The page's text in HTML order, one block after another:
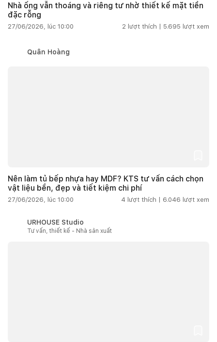
Nhà ống vẫn thoáng và riêng tư nhờ thiết kế mặt tiền
đặc rỗng
27/06/2026, lúc 10:00 2 lượt thích | 5.695 lượt xem
Quân Hoàng
Nên làm tủ bếp nhựa hay MDF? KTS tư vấn cách chọn
vật liệu bền, đẹp và tiết kiệm chi phí
27/06/2026, lúc 10:00 4 lượt thích | 6.046 lượt xem
URHOUSE Studio
Tư vấn, thiết kế - Nhà sản xuất